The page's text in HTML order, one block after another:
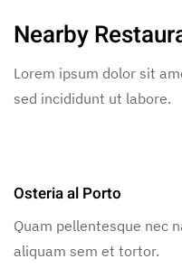
Nearby
Lorem ipsum dolor sit
sed incididunt ut labore.
Osteria al Porto
Quam pellentesque nec
aliquam sem et tortor.